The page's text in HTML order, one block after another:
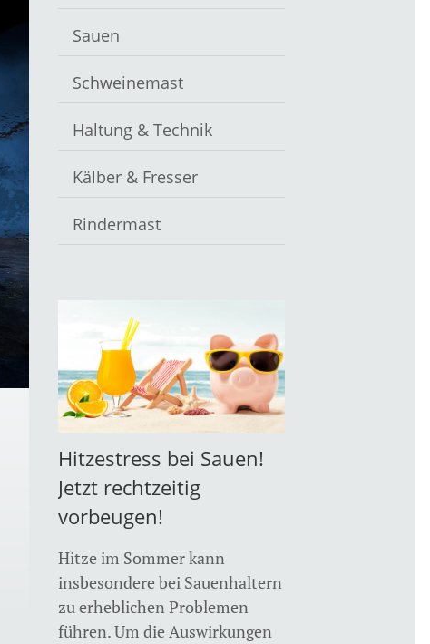
Sauen
Schweinemast
Haltung & Technik
Kälber & Fresser
Rindermast
Hitzestress bei Sauen!
Jetzt rechtzeitig
vorbeugen!
Hitze im Sommer kann
insbesondere bei Sauenhaltern
zu erheblichen Problemen
führen. Um die Auswirkungen